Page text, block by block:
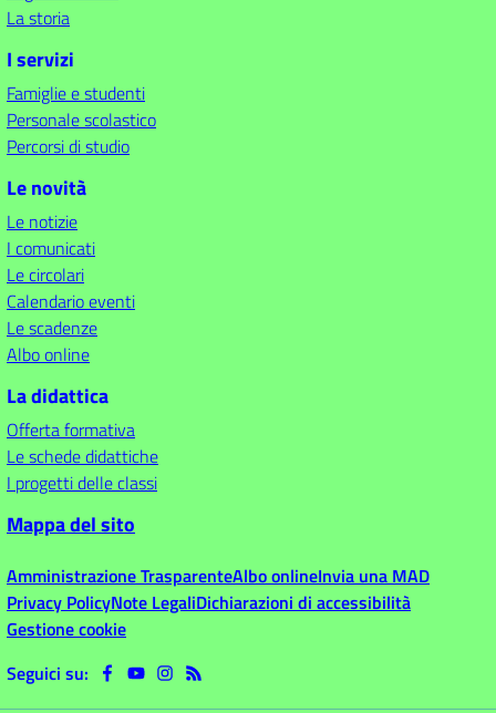
La storia
I servizi
Famiglie e studenti
Personale scolastico
Percorsi di studio
Le novità
Le notizie
I comunicati
Le circolari
Calendario eventi
Le scadenze
Albo online
La didattica
Offerta formativa
Le schede didattiche
I progetti delle classi
Mappa del sito
Amministrazione TrasparenteAlbo onlineInvia una MAD
Privacy PolicyNote LegaliDichiarazioni di accessibilità
Gestione cookie
Seguici su: